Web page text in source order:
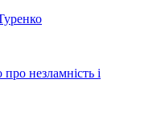
незламність і